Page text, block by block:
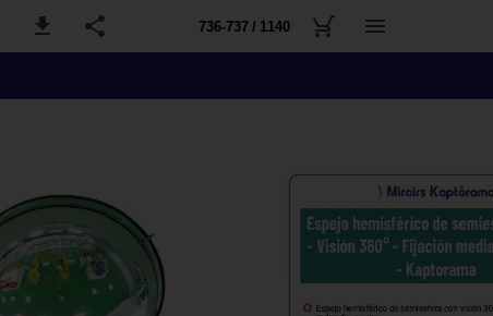
736-737 / 1140